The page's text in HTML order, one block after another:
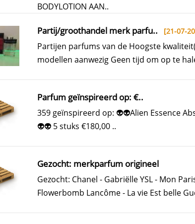
BODYLOTION AAN..
Partij/groothandel merk parfu.. [21-07-
Partijen parfums van de Hoogste
modellen aanwezig Geen tijd om op te
Parfum geïnspireerd op: €..
359 geïnspireerd op: 👽👽Alien Essence
👽👽 5 stuks €180,00 ..
Gezocht: merkparfum origineel
Gezocht: Chanel - Gabriëlle YSL - Mon
Flowerbomb Lancôme - La vie Est belle